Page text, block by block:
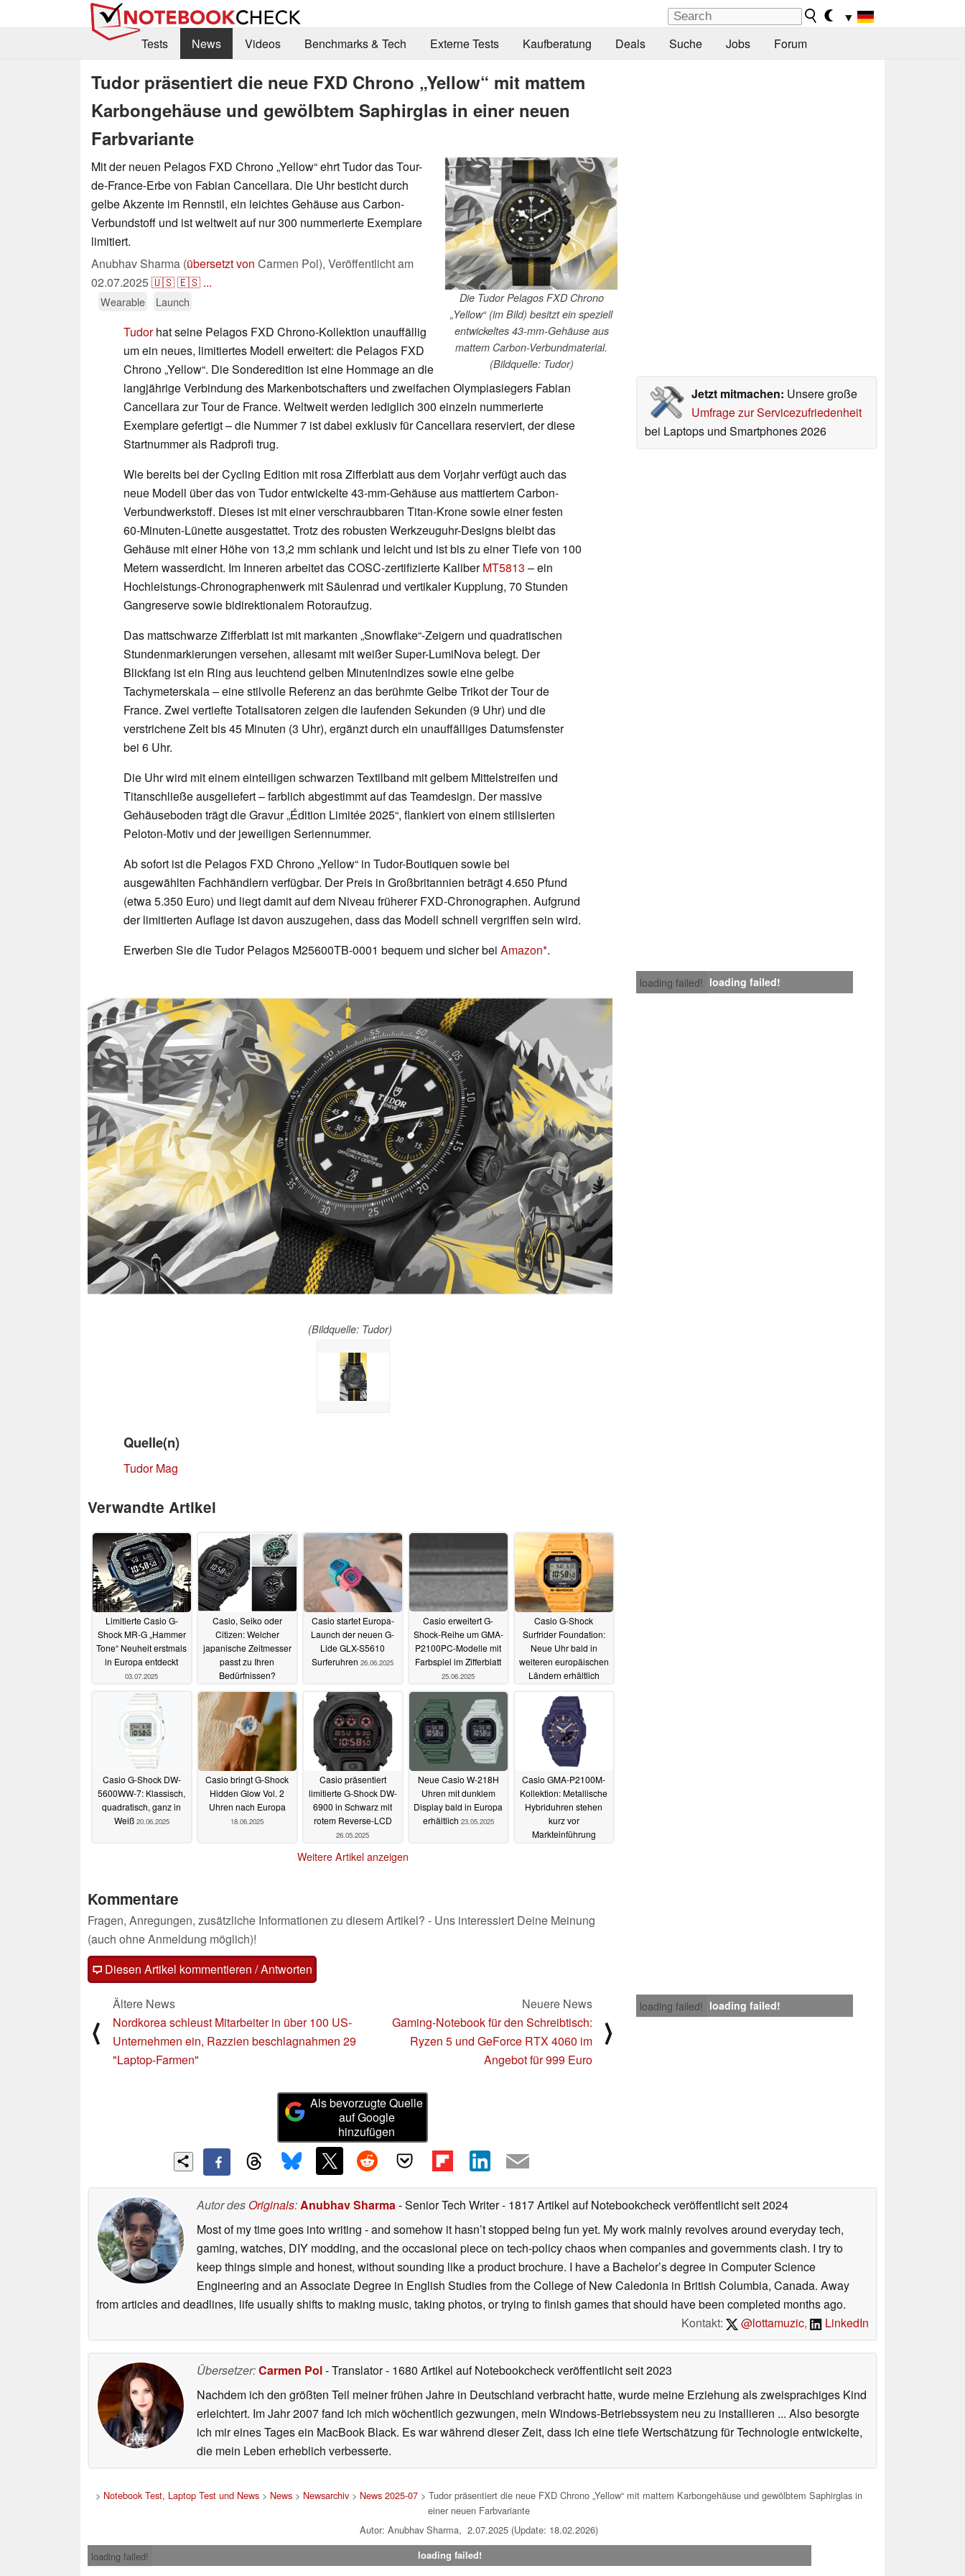
▼
Tests
News Videos Benchmarks & Tech Externe Tests Kaufberatung Deals Suche Jobs Forum
Tudor präsentiert die neue FXD Chrono „Yellow“ mit mattem
Karbongehäuse und gewölbtem Saphirglas in einer neuen
Farbvariante
Die Tudor Pelagos FXD Chrono
„Yellow“ (im Bild) besitzt ein speziell
entwickeltes 43-mm-Gehäuse aus
mattem Carbon-Verbundmaterial.
(Bildquelle: Tudor)
Mit der neuen Pelagos FXD Chrono „Yellow“ ehrt Tudor das Tour-
de-France-Erbe von Fabian Cancellara. Die Uhr besticht durch
gelbe Akzente im Rennstil, ein leichtes Gehäuse aus Carbon-
Verbundstoff und ist weltweit auf nur 300 nummerierte Exemplare
limitiert.
Anubhav Sharma (übersetzt von Carmen Pol), Veröffentlicht am
02.07.2025🇺🇸🇪🇸 ...
Wearable Launch
Jetzt mitmachen: Unsere große
Umfrage zur Servicezufriedenheit
bei Laptops und Smartphones 2026
Tudorhat seine Pelagos FXD Chrono-Kollektion unauffällig
um ein neues, limitiertes Modell erweitert: die Pelagos FXD
Chrono „Yellow“. Die Sonderedition ist eine Hommage an die
langjährige Verbindung des Markenbotschafters und zweifachen Olympiasiegers Fabian
Cancellara zur Tour de France. Weltweit werden lediglich 300 einzeln nummerierte
Exemplare gefertigt – die Nummer 7 ist dabei exklusiv für Cancellara reserviert, der diese
Startnummer als Radprofi trug.
Wie bereits bei der Cycling Edition mit rosa Zifferblatt aus dem Vorjahr verfügt auch das
neue Modell über das von Tudor entwickelte 43-mm-Gehäuse aus mattiertem Carbon-
Verbundwerkstoff. Dieses ist mit einer verschraubbaren Titan-Krone sowie einer festen
60-Minuten-Lünette ausgestattet. Trotz des robusten Werkzeuguhr-Designs bleibt das
Gehäuse mit einer Höhe von 13,2 mm schlank und leicht und ist bis zu einer Tiefe von 100
Metern wasserdicht. Im Inneren arbeitet das COSC-zertifizierte KaliberMT5813 – ein
Hochleistungs-Chronographenwerk mit Säulenrad und vertikaler Kupplung, 70 Stunden
Gangreserve sowie bidirektionalem Rotoraufzug.
Das mattschwarze Zifferblatt ist mit markanten „Snowflake“-Zeigern und quadratischen
Stundenmarkierungen versehen, allesamt mit weißer Super-LumiNova belegt. Der
Blickfang ist ein Ring aus leuchtend gelben Minutenindizes sowie eine gelbe
Tachymeterskala – eine stilvolle Referenz an das berühmte Gelbe Trikot der Tour de
France. Zwei vertiefte Totalisatoren zeigen die laufenden Sekunden (9 Uhr) und die
verstrichene Zeit bis 45 Minuten (3 Uhr), ergänzt durch ein unauffälliges Datumsfenster
bei 6 Uhr.
Die Uhr wird mit einem einteiligen schwarzen Textilband mit gelbem Mittelstreifen und
Titanschließe ausgeliefert – farblich abgestimmt auf das Teamdesign. Der massive
Gehäuseboden trägt die Gravur „Édition Limitée 2025“, flankiert von einem stilisierten
Peloton-Motiv und der jeweiligen Seriennummer.
Ab sofort ist die Pelagos FXD Chrono „Yellow“ in Tudor-Boutiquen sowie bei
ausgewählten Fachhändlern verfügbar. Der Preis in Großbritannien beträgt 4.650 Pfund
(etwa 5.350 Euro) und liegt damit auf dem Niveau früherer FXD-Chronographen. Aufgrund
der limitierten Auflage ist davon auszugehen, dass das Modell schnell vergriffen sein wird.
Erwerben Sie die Tudor Pelagos M25600TB-0001 bequem und sicher bei Amazon .
loading failed! loading failed!
(Bildquelle: Tudor)
Quelle(n)
Tudor Mag
Verwandte Artikel
Limitierte Casio G-
Shock MR-G „Hammer
Tone“ Neuheit erstmals
in Europa entdeckt
03.07.2025
Casio, Seiko oder
Citizen: Welcher
japanische Zeitmesser
passt zu Ihren
Bedürfnissen?
03.07.2025
Casio startet Europa-
Launch der neuen G-
Lide GLX-S5610
Surferuhren 26.06.2025
Casio erweitert G-
Shock-Reihe um GMA-
P2100PC-Modelle mit
Farbspiel im Zifferblatt
25.06.2025
Casio G-Shock
Surfrider Foundation:
Neue Uhr bald in
weiteren europäischen
Ländern erhältlich
Casio G-Shock DW-
5600WW-7: Klassisch,
quadratisch, ganz in
Weiß 20.06.2025
Casio bringt G-Shock
Hidden Glow Vol. 2
Uhren nach Europa
18.06.2025
Casio präsentiert
limitierte G-Shock DW-
6900 in Schwarz mit
rotem Reverse-LCD
26.05.2025
Neue Casio W-218H
Uhren mit dunklem
Display bald in Europa
erhältlich 23.05.2025
Casio GMA-P2100M-
Kollektion: Metallische
Hybriduhren stehen
kurz vor
Markteinführung
Weitere Artikel anzeigen
Kommentare
Fragen, Anregungen, zusätzliche Informationen zu diesem Artikel? - Uns interessiert Deine Meinung
(auch ohne Anmeldung möglich)!
Diesen Artikel kommentieren / Antworten
loading failed! loading failed!
⟨
Ältere News
Nordkorea schleust Mitarbeiter in über 100 US-
Unternehmen ein, Razzien beschlagnahmen 29
"Laptop-Farmen"
Neuere News
Gaming-Notebook für den Schreibtisch:
Ryzen 5 und GeForce RTX 4060 im
Angebot für 999 Euro
⟩
Als bevorzugte Quelle
auf Google
hinzufügen
Autor des Originals:Anubhav Sharma- Senior Tech Writer- 1817 Artikel auf Notebookcheck veröffentlichtseit 2024
Most of my time goes into writing - and somehow it hasn’t stopped being fun yet. My work mainly revolves around everyday tech,
gaming, watches, DIY modding, and the occasional piece on tech-policy chaos when companies and governments clash. I try to
keep things simple and honest, without sounding like a product brochure. I have a Bachelor’s degree in Computer Science
Engineering and an Associate Degree in English Studies from the College of New Caledonia in British Columbia, Canada. Away
from articles and deadlines, life usually shifts to making music, taking photos, or trying to finish games that should have been completed months ago.
Kontakt:
@lottamuzic, LinkedIn
Übersetzer:Carmen Pol- Translator- 1680 Artikel auf Notebookcheck veröffentlichtseit 2023
Nachdem ich den größten Teil meiner frühen Jahre in Deutschland verbracht hatte, wurde meine Erziehung als zweisprachiges Kind
erleichtert. Im Jahr 2007 fand ich mich wöchentlich gezwungen, mein Windows-Betriebssystem neu zu installieren ... Also besorgte
ich mir eines Tages ein MacBook Black. Es war während dieser Zeit, dass ich eine tiefe Wertschätzung für Technologie entwickelte,
die mein Leben erheblich verbesserte.
> Notebook Test, Laptop Test und News > News > Newsarchiv > News 2025-07 > Tudor präsentiert die neue FXD Chrono „Yellow“ mit mattem Karbongehäuse und gewölbtem Saphirglas in
einer neuen Farbvariante
Autor: Anubhav Sharma, 2.07.2025 (Update: 18.02.2026)
loading failed!
loading failed!